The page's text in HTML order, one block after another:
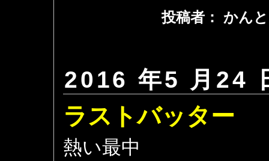
投稿者： かん
2016 年5 月24
ラストバッター
熱い最中